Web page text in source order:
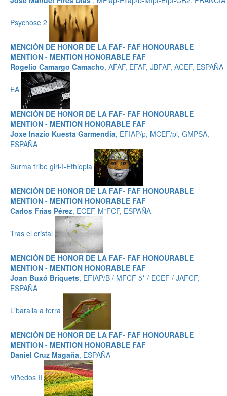
Psychose 2
MENCIÓN DE HONOR DE LA FAF- FAF HONOURABLE
MENTION - MENTION HONORABLE FAF
Rogelio Camargo Camacho, AFAF, EFAF, JBFAF, ACEF, ESPAÑA
EA
MENCIÓN DE HONOR DE LA FAF- FAF HONOURABLE
MENTION - MENTION HONORABLE FAF
Joxe Inazio Kuesta Garmendia, EFIAP/p, MCEF/pl, GMPSA,
ESPAÑA
Surma tribe girl-I-Ethiopia
MENCIÓN DE HONOR DE LA FAF- FAF HONOURABLE
MENTION - MENTION HONORABLE FAF
Carlos Frias Pérez, ECEF-M*FCF, ESPAÑA
Tras el cristal
MENCIÓN DE HONOR DE LA FAF- FAF HONOURABLE
MENTION - MENTION HONORABLE FAF
Joan Buxó Briquets, EFIAP/B / MFCF 5* / ECEF / JAFCF,
ESPAÑA
L'baralla a terra
MENCIÓN DE HONOR DE LA FAF- FAF HONOURABLE
MENTION - MENTION HONORABLE FAF
Daniel Cruz Magaña, ESPAÑA
Viñedos II